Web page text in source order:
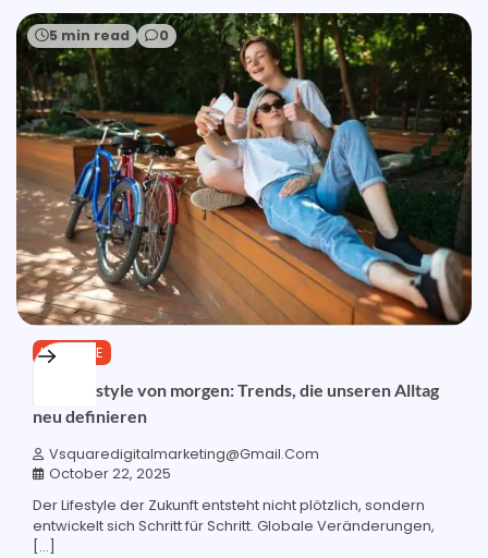
5 min read 0
LIFESTYLE
Der Lifestyle von morgen: Trends, die unseren Alltag
neu definieren
Vsquaredigitalmarketing@gmail.com
October 22, 2025
Der Lifestyle der Zukunft entsteht nicht plötzlich, sondern
entwickelt sich Schritt für Schritt. Globale Veränderungen,
[…]